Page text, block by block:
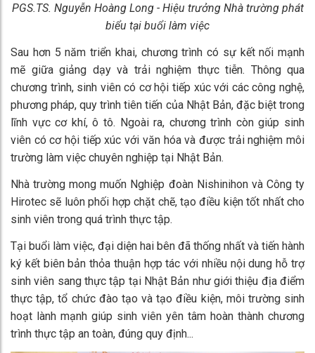
PGS.TS. Nguyễn Hoàng Long - Hiệu trưởng Nhà trường phát
biểu tại buổi làm việc
Sau hơn 5 năm triển khai, chương trình có sự kết nối mạnh
mẽ giữa giảng dạy và trải nghiệm thực tiễn. Thông qua
chương trình, sinh viên có cơ hội tiếp xúc với các công nghệ,
phương pháp, quy trình tiên tiến của Nhật Bản, đặc biệt trong
lĩnh vực cơ khí, ô tô. Ngoài ra, chương trình còn giúp sinh
viên có cơ hội tiếp xúc với văn hóa và được trải nghiệm môi
trường làm việc chuyên nghiệp tại Nhật Bản.
Nhà trường mong muốn Nghiệp đoàn Nishinihon và Công ty
Hirotec sẽ luôn phối hợp chặt chẽ, tạo điều kiện tốt nhất cho
sinh viên trong quá trình thực tập.
Tại buổi làm việc, đại diện hai bên đã thống nhất và tiến hành
ký kết biên bản thỏa thuận hợp tác với nhiều nội dung hỗ trợ
sinh viên sang thực tập tại Nhật Bản như giới thiệu địa điểm
thực tập, tổ chức đào tạo và tạo điều kiện, môi trường sinh
hoạt lành mạnh giúp sinh viên yên tâm hoàn thành chương
trình thực tập an toàn, đúng quy định...